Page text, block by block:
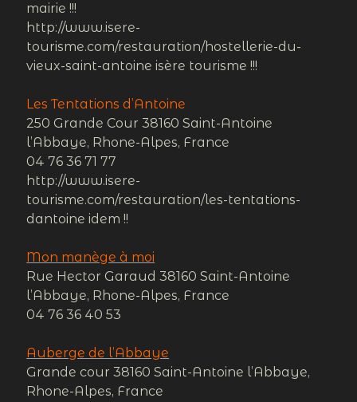
mairie !!!
http://www.isere-
tourisme.com/restauration/hostellerie-du-
vieux-saint-antoine isère tourisme !!!
Les Tentations d’Antoine
250 Grande Cour 38160 Saint-Antoine
l’Abbaye, Rhone-Alpes, France
04 76 36 71 77
http://www.isere-
tourisme.com/restauration/les-tentations-
dantoine idem !!
Mon manège à moi
Rue Hector Garaud 38160 Saint-Antoine
l’Abbaye, Rhone-Alpes, France
04 76 36 40 53
Auberge de l’Abbaye
Grande cour 38160 Saint-Antoine l’Abbaye,
Rhone-Alpes, France